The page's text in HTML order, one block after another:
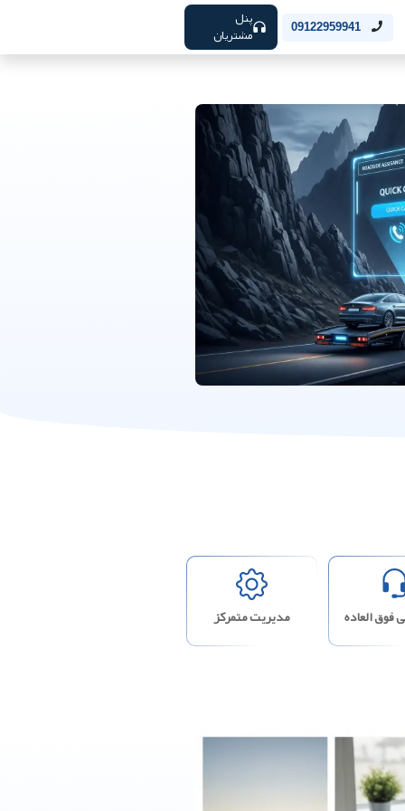
09122959941 پنل
مشتریان
فوق العاده مدیریت متمرکز